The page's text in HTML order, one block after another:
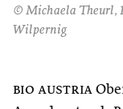
© Michaela Theurl,
Wilpernig
bio austria